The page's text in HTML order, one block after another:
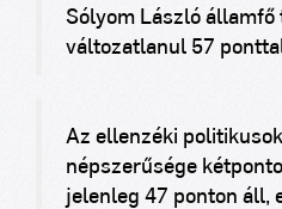
Sólyom László államfő
változatlanul 57
Az ellenzéki
népszerűsége
jelenleg 47 ponton áll,